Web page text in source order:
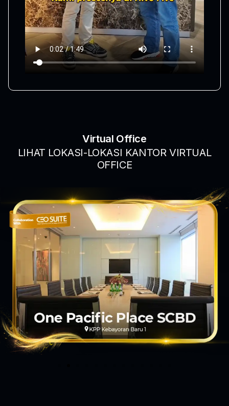
Virtual Office
LIHAT LOKASI-LOKASI KANTOR VIRTUAL
OFFICE